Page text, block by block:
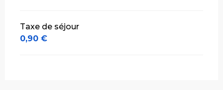
Taxe de séjour
0,90 €